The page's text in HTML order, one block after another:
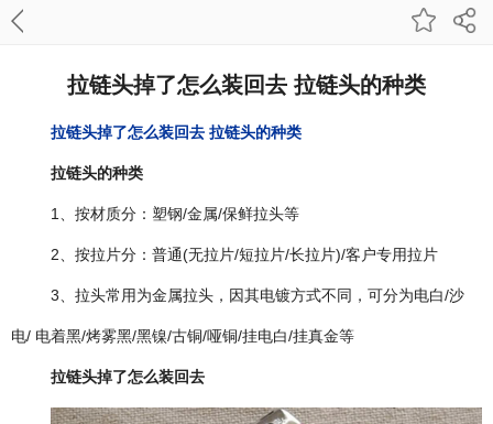
拉链头掉了怎么装回去 拉链头的种类
拉链头掉了怎么装回去 拉链头的种类
拉链头的种类
1、按材质分：塑钢/金属/保鲜拉头等
2、按拉片分：普通(无拉片/短拉片/长拉片)/客户专用拉片
3、拉头常用为金属拉头，因其电镀方式不同，可分为电白/沙
电/ 电着黑/烤雾黑/黑镍/古铜/哑铜/挂电白/挂真金等
拉链头掉了怎么装回去